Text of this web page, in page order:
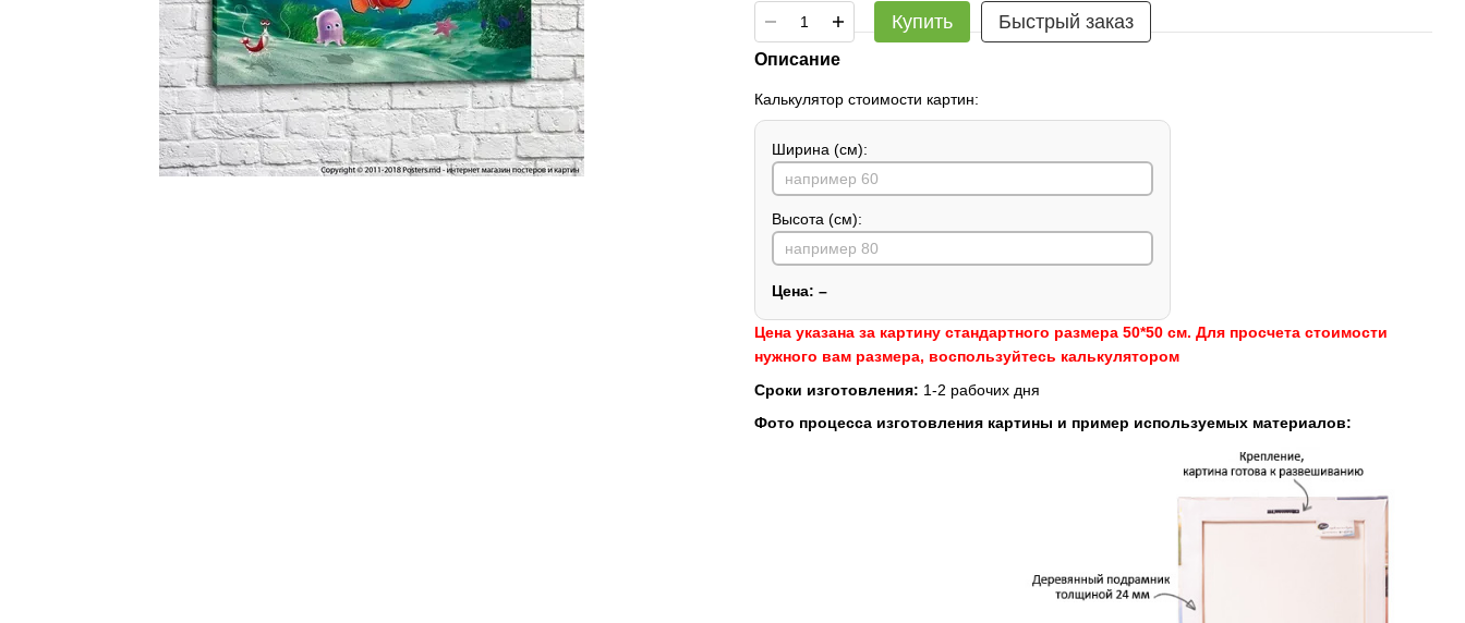
Купить Быстрый заказ
Описание
Калькулятор стоимости картин:
Ширина (см):
Высота (см):
Цена: –
Цена указана за картину стандартного размера 50*50 см. Для просчета стоимости
нужного вам размера, воспользуйтесь калькулятором
Сроки изготовления: 1-2 рабочих дня
Фото процесса изготовления картины и пример используемых материалов: